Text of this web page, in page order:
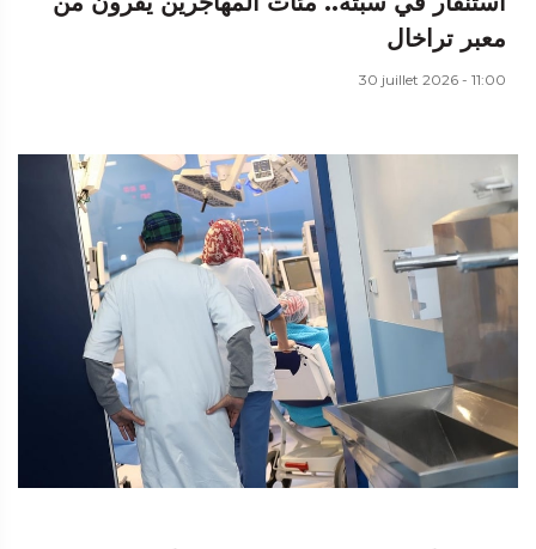
معبر تراخال
30 juillet 2026 - 11:00